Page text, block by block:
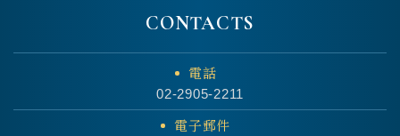
CONTACTS
電話
02-2905-2211
電子郵件